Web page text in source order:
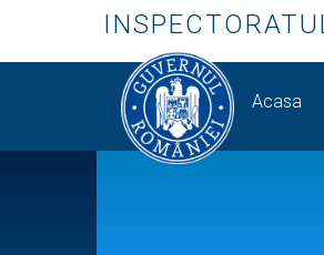
Acasa